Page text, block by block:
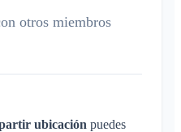
otros miembros
ubicación puedes